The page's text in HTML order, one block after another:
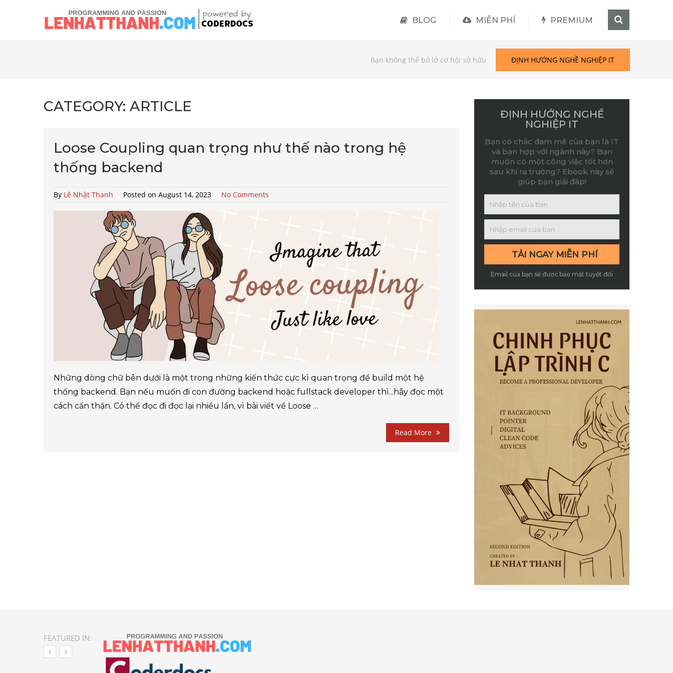
BLOG MIỄN PHÍ PREMIUM
Bạn không thể bỏ lở cơ hội sở hữu ĐỊNH HƯỚNG NGHỀ NGHIỆP IT
CATEGORY: ARTICLE
Loose Coupling quan trọng như thế nào trong hệ
thống backend
By Lê Nhật Thanh Posted on August 14, 2023 No Comments
Những dòng chữ bên dưới là một trong những kiến thức cực kì quan trọng để build một hệ
thống backend. Bạn nếu muốn đi con đường backend hoặc fullstack developer thì...hãy đọc một
cách cẩn thận. Có thể đọc đi đọc lại nhiều lần, vì bài viết về Loose …
Read More
ĐỊNH HƯỚNG NGHỀ
NGHIỆP IT
Bạn có chắc đam mê của bạn là IT
và bạn hợp với ngành này? Bạn
muốn có một công việc tốt hơn
sau khi ra trường? Ebook này sẽ
giúp bạn giải đáp!
Email của bạn sẽ được bảo mật tuyệt đối
FEATURED IN: